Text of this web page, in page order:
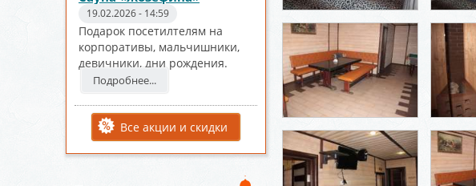
19.02.2026 - 14:59
Подарок посетилтелям на
корпоративы, мальчишники,
девичники, дни рождения.
Подробнее...
Все акции и скидки